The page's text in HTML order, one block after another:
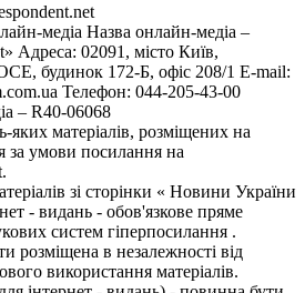
медіа Назва онлайн-медіа –
Адреса: 02091, місто Київ,
будинок 172-Б, офіс 208/1 E-mail:
Телефон: 044-205-43-00
– R40-06068
яких матеріалів, розміщених на
за умови посилання на
зі сторінки « Новини України
- видань - обов'язкове пряме
систем гіперпосилання .
розміщена в незалежності від
використання матеріалів.